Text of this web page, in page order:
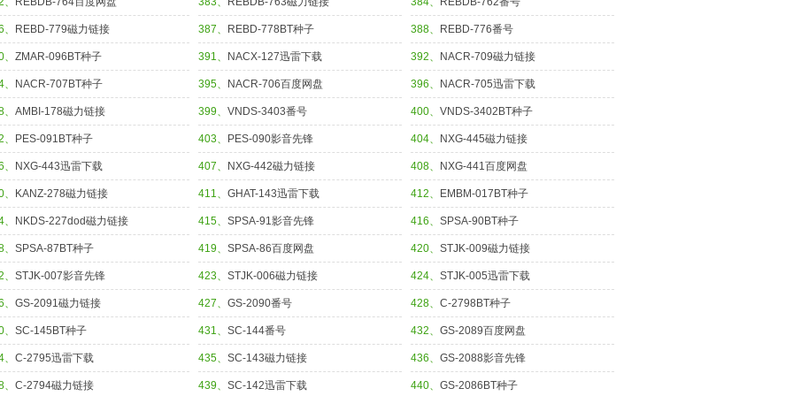
REBD-779磁力链接 387、 REBD-778BT种子 388、 REBD-776番号
ZMAR-096BT种子 391、 NACX-127迅雷下载 392、 NACR-709磁力链接
NACR-707BT种子 395、 NACR-706百度网盘 396、 NACR-705迅雷下载
AMBI-178磁力链接 399、 VNDS-3403番号 400、 VNDS-3402BT种子
PES-091BT种子 403、 PES-090影音先锋 404、 NXG-445磁力链接
NXG-443迅雷下载 407、 NXG-442磁力链接 408、 NXG-441百度网盘
KANZ-278磁力链接 411、 GHAT-143迅雷下载 412、 EMBM-017BT种子
NKDS-227dod磁力链接 415、 SPSA-91影音先锋 416、 SPSA-90BT种子
SPSA-87BT种子 419、 SPSA-86百度网盘 420、 STJK-009磁力链接
STJK-007影音先锋 423、 STJK-006磁力链接 424、 STJK-005迅雷下载
GS-2091磁力链接 427、 GS-2090番号 428、 C-2798BT种子
SC-145BT种子 431、 SC-144番号 432、 GS-2089百度网盘
C-2795迅雷下载 435、 SC-143磁力链接 436、 GS-2088影音先锋
C-2794磁力链接 439、 SC-142迅雷下载 440、 GS-2086BT种子